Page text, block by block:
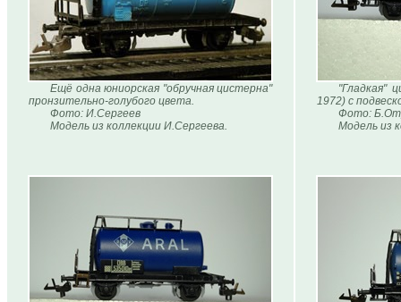
Ещё одна юниорская "обручная цистерна"
пронзительно-голубого цвета.
Фото: И.Сергеев
Модель из коллекции И.Сергеева.
"Гладкая"
1972) с
Фото:
Модель из